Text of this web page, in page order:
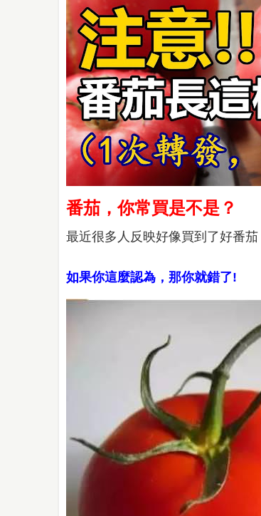
番茄，你常買是不是？
最近很多人反映好像買到了好番
如果你這麼認為，那你就錯了!